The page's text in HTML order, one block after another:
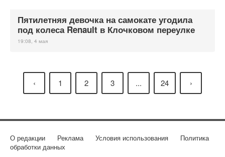
Пятилетняя девочка на самокате угодила
под колеса Renault в Клочковом переулке
19:08, 4 мая
‹ 1 2 3 ... 24 ›
О редакции Реклама Условия использования
Политика
обработки данных